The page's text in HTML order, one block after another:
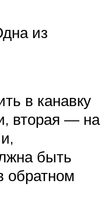
из
в канавку
вторая — на
быть
обратном